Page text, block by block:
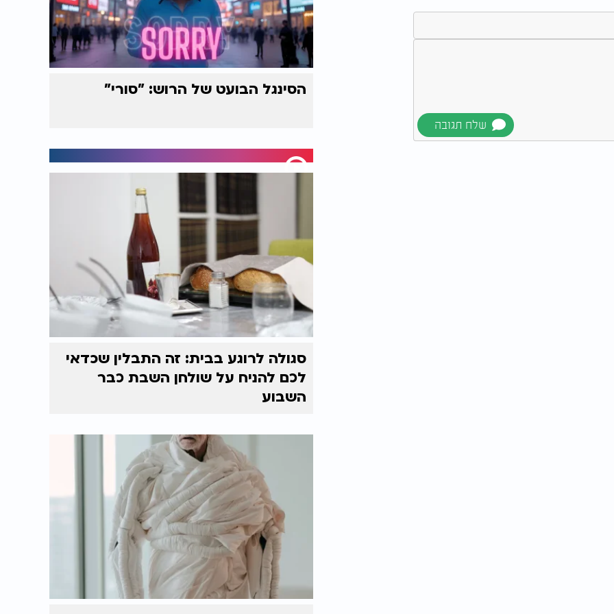
ישראל
הסינגל הבועט של הרוש: "סורי"
סגולה לרוגע בבית: זה התבלין שכדאי
לכם להניח על שולחן השבת כבר
השבוע